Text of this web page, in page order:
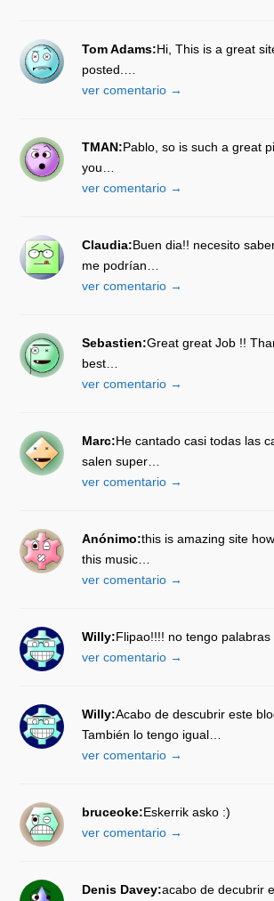
Tom Adams:Hi, This is a great
posted.…
ver comentario →
TMAN:Pablo, so is such a great
you…
ver comentario →
Claudia:Buen dia!! necesito
me podrían…
ver comentario →
Sebastien:Great great Job !!
best…
ver comentario →
Marc:He cantado casi todas las
salen super…
ver comentario →
Anónimo:this is amazing site
this music…
ver comentario →
Willy:Flipao!!!! no tengo palabras
ver comentario →
Willy:Acabo de descubrir este
También lo tengo igual…
ver comentario →
bruceoke:Eskerrik asko :)
ver comentario →
Denis Davey:acabo de decubrir